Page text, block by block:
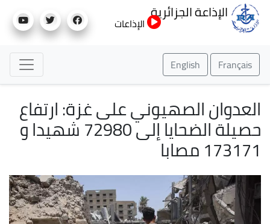
إلى
الإذاعة الجزائرية
الإذاعات
Français
English
العدوان الصهيوني على غزة: ارتفاع
حصيلة الضحايا إلى 72980 شهيدا و
173171 مصابا